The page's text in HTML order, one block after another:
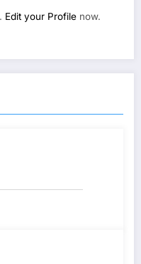
Edit your Profile now.